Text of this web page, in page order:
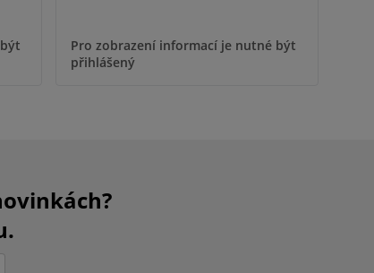
Pro zobrazení informací je nutné být
přihlášený